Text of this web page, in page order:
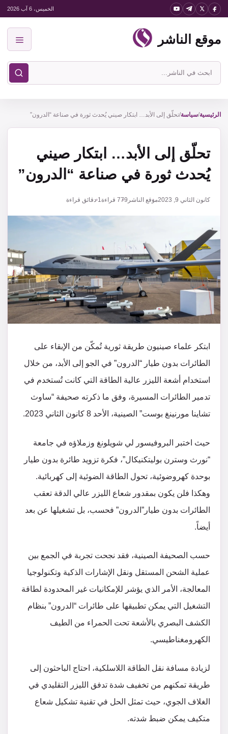
انتقل
المحتوى
الخميس، 6 آب 2026
موقع الناشر
ابحث
في
الناشر
الرئيسية/سياسة/تحلّق إلى الأبد… ابتكار صيني يُحدث ثورة في صناعة “الدرون”
تحلّق إلى الأبد… ابتكار صيني
يُحدث ثورة في صناعة “الدرون”
كانون الثاني 9, 2023 موقع الناشر 779 قراءة1 دقائق قراءة
ابتكر علماء صينيون طريقة ثورية تُمكّن من الإبقاء على
الطائرات بدون طيار “الدرون” في الجو إلى الأبد، من خلال
استخدام أشعة الليزر عالية الطاقة التي كانت تُستخدم في
تدمير الطائرات المسيرة، وفق ما ذكرته صحيفة “ساوث
تشاينا مورنينغ بوست” الصينية، الأحد 8 كانون الثاني 2023.
حيث اختبر البروفيسور لي شويلونغ وزملاؤه في جامعة
“نورث وسترن بوليتكنيكال”، فكرة تزويد طائرة بدون طيار
بوحدة كهروضوئية، تحول الطاقة الضوئية إلى كهربائية.
وهكذا فلن يكون بمقدور شعاع الليزر عالي الدقة تعقب
الطائرات بدون طيار”الدرون” فحسب، بل تشغيلها عن بعد
أيضاً.
حسب الصحيفة الصينية، فقد نجحت تجربة في الجمع بين
عملية الشحن المستقل ونقل الإشارات الذكية وتكنولوجيا
المعالجة، الأمر الذي يؤشر للإمكانيات غير المحدودة لطاقة
التشغيل التي يمكن تطبيقها على طائرات “الدرون” بنظام
الكشف البصري بالأشعة تحت الحمراء من الطيف
الكهرومغناطيسي.
لزيادة مسافة نقل الطاقة اللاسلكية، احتاج الباحثون إلى
طريقة تمكنهم من تخفيف شدة تدفق الليزر التقليدي في
الغلاف الجوي، حيث تمثل الحل في تقنية تشكيل شعاع
متكيف يمكن ضبط شدته.